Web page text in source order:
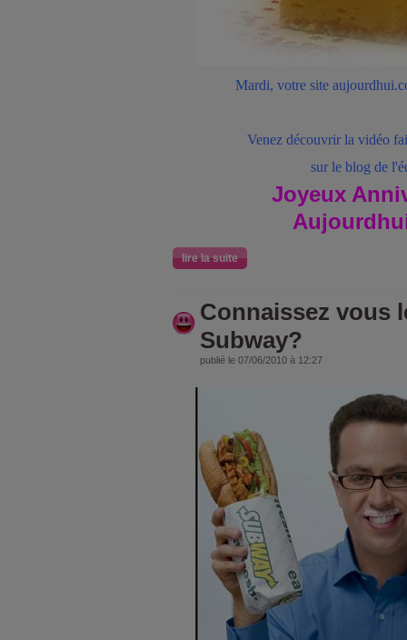
Mardi, votre site
Venez découvrir la vidéo
sur le blog de
Joyeux
lire la suite
Connaissez vous
Subway?
publié le 07/06/2010 à 12:27